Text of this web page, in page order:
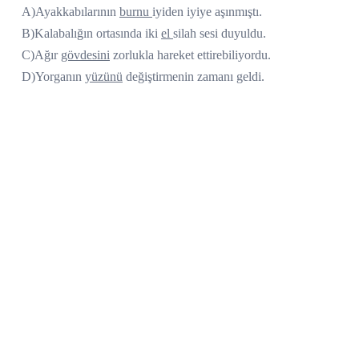
A)Ayakkabılarının burnu iyiden iyiye aşınmıştı.
B)Kalabalığın ortasında iki el silah sesi duyuldu.
C)Ağır gövdesini zorlukla hareket ettirebiliyordu.
D)Yorganın yüzünü değiştirmenin zamanı geldi.